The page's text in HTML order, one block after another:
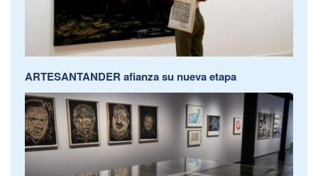
ARTESANTANDER afianza su nueva etapa